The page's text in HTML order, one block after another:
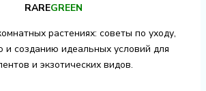
RAREGREEN
растениях: советы по уходу,
созданию идеальных условий для
и экзотических видов.